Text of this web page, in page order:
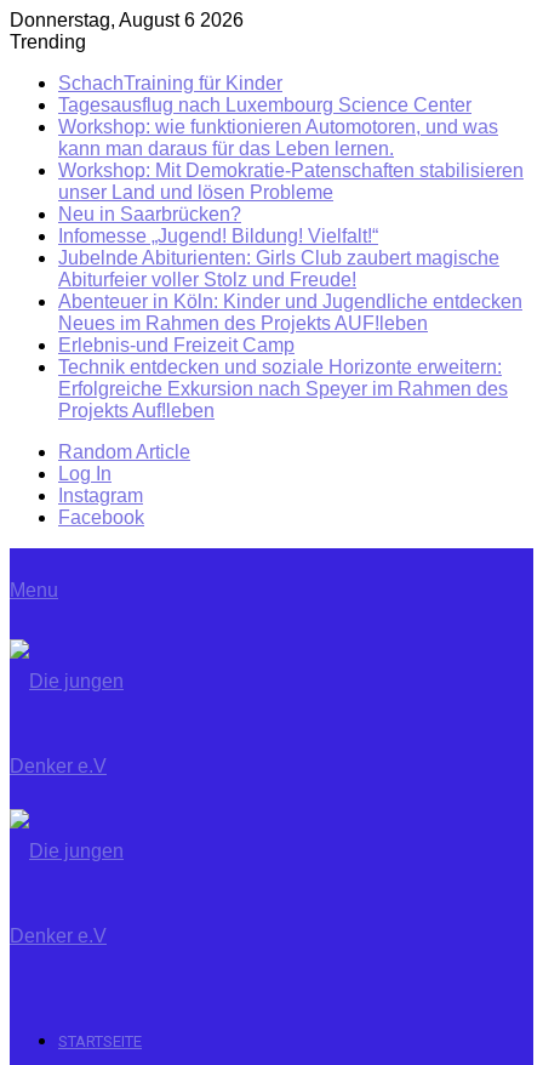
Donnerstag, August 6 2026
Trending
SchachTraining für Kinder
Tagesausflug nach Luxembourg Science Center
Workshop: wie funktionieren Automotoren, und was
kann man daraus für das Leben lernen.
Workshop: Mit Demokratie-Patenschaften stabilisieren
unser Land und lösen Probleme
Neu in Saarbrücken?
Infomesse „Jugend! Bildung! Vielfalt!“
Jubelnde Abiturienten: Girls Club zaubert magische
Abiturfeier voller Stolz und Freude!
Abenteuer in Köln: Kinder und Jugendliche entdecken
Neues im Rahmen des Projekts AUF!leben
Erlebnis-und Freizeit Camp
Technik entdecken und soziale Horizonte erweitern:
Erfolgreiche Exkursion nach Speyer im Rahmen des
Projekts Auf!leben
Random Article
Log In
Instagram
Facebook
Menu
STARTSEITE